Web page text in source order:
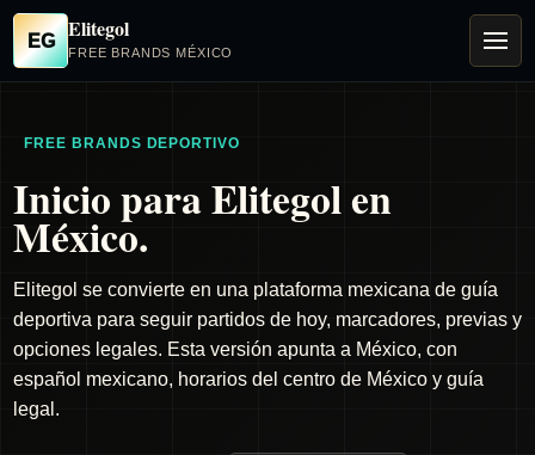
EG Elitegol
FREE BRANDS MÉXICO
FREE BRANDS DEPORTIVO
Inicio para Elitegol en
México.
Elitegol se convierte en una plataforma mexicana de guía
deportiva para seguir partidos de hoy, marcadores, previas y
opciones legales. Esta versión apunta a México, con
español mexicano, horarios del centro de México y guía
legal.